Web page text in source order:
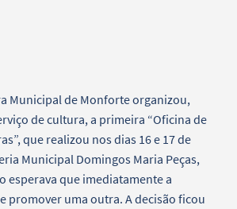
Municipal de Monforte organizou,
de cultura, a primeira “Oficina de
que realizou nos dias 16 e 17 de
Municipal Domingos Maria Peças,
esperava que imediatamente a
promover uma outra. A decisão ficou